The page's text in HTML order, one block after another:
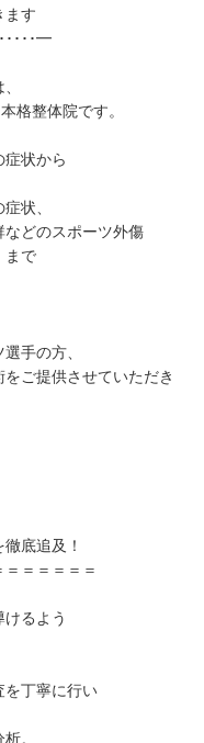
す
････━
格整体院です。
症状から
状、
どのスポーツ外傷
まで
手の方、
ご提供させていただき
底追及！
＝＝＝＝＝
るよう
を丁寧に行い
。